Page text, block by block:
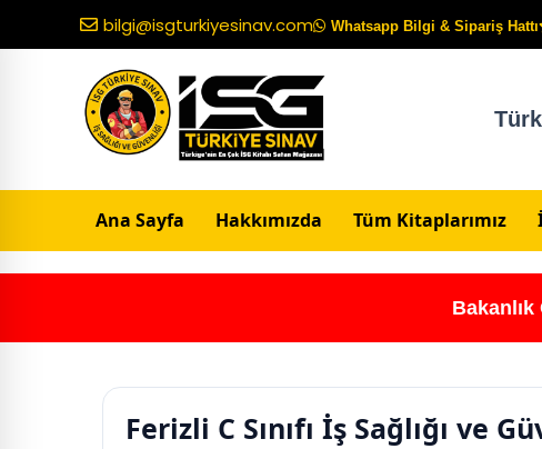
bilgi@isgturkiyesinav.com Whatsapp Bilgi & Sipariş Hattı
Ana Sayfa Hakkımızda Tüm Kitaplarımız
Bakanlık
Ferizli C Sınıfı İş Sağlığı ve